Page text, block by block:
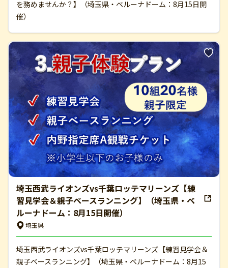
を務めませんか？】（埼玉県・ベルーナドーム：8月15日開
催）
埼玉西武ライオンズvs千葉ロッテマリーンズ【練
習見学会＆親子ベースランニング】（埼玉県・ベ
ルーナドーム：8月15日開催）
埼玉県
埼玉西武ライオンズvs千葉ロッテマリーンズ【練習見学会＆
親子ベースランニング】（埼玉県・ベルーナドーム：8月15